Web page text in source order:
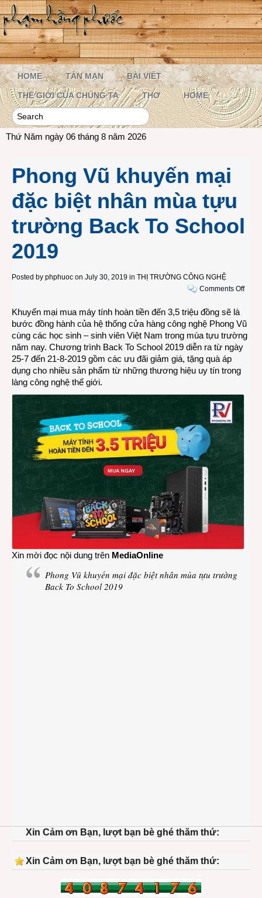
HOME TẢN MẠN BÀI VIẾT
THẾ GIỚI CỦA CHÚNG TA THƠ HOME
Thứ Năm ngày 06 tháng 8 năm 2026
Phong Vũ khuyến mại
đặc biệt nhân mùa tựu
trường Back To School
2019
Posted by phphuoc on July 30, 2019 in THỊ TRƯỜNG CÔNG NGHỆ
Comments Offon
mại
Khuyến mại mua máy tính hoàn tiền đến 3,5 triệu đồng sẽ là
bước đồng hành của hệ thống cửa hàng công nghệ Phong Vũ
cùng các học sinh – sinh viên Việt Nam trong mùa tựu trường
năm nay. Chương trình Back To School 2019 diễn ra từ ngày
25-7 đến 21-8-2019 gồm các ưu đãi giảm giá, tặng quà áp
dụng cho nhiều sản phẩm từ những thương hiệu uy tín trong
làng công nghệ thế giới.
Xin mời đọc nội dung trên MediaOnline
Phong Vũ khuyến mại đặc biệt nhân mùa tựu trường
Back To School 2019
Xin Cảm ơn Bạn, lượt bạn bè ghé thăm thứ:
Xin Cảm ơn Bạn, lượt bạn bè ghé thăm thứ: